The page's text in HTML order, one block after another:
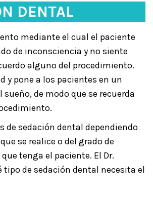
DENTAL
mediante el cual el paciente
de inconsciencia y no siente
alguno del procedimiento.
y pone a los pacientes en un
de modo que se recuerda
de sedación dental dependiendo
se realice o del grado de
tenga el paciente. El Dr.
tipo de sedación dental necesita el